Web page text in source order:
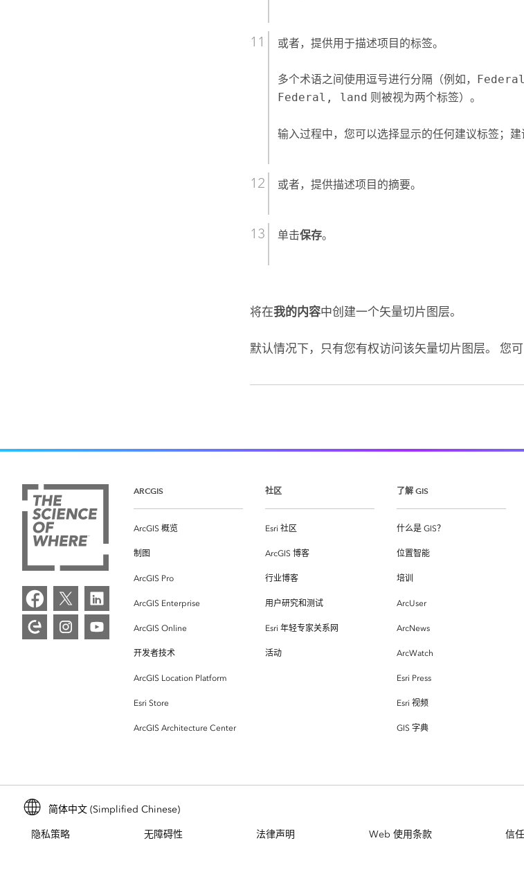
或者，提供用于描述项目的标签。
多个术语之间使用逗号进行分隔（例如，
Federal, land 则被视为两个标签）。
输入过程中，您可以选择显示的任何建议标签；建
或者，提供描述项目的摘要。
单击保存。
将在我的内容中创建一个矢量切片图层。
默认情况下，只有您有权访问该矢量切片图层。 您
ARCGIS
ArcGIS 概览
制图
ArcGIS Pro
ArcGIS Enterprise
ArcGIS Online
开发者技术
ArcGIS Location Platform
Esri Store
ArcGIS Architecture Center
社区
Esri 社区
ArcGIS 博客
行业博客
用户研究和测试
Esri 年轻专家关系网
活动
了解 GIS
什么是 GIS？
位置智能
培训
ArcUser
ArcNews
ArcWatch
Esri Press
Esri 视频
GIS 字典
简体中文 (Simplified Chinese)
隐私策略 无障碍性 法律声明 Web 使用条款 信